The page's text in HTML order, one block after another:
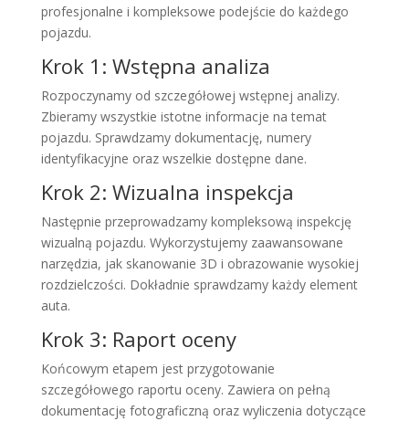
profesjonalne i kompleksowe podejście do każdego
pojazdu.
Krok 1: Wstępna analiza
Rozpoczynamy od szczegółowej wstępnej analizy.
Zbieramy wszystkie istotne informacje na temat
pojazdu. Sprawdzamy dokumentację, numery
identyfikacyjne oraz wszelkie dostępne dane.
Krok 2: Wizualna inspekcja
Następnie przeprowadzamy kompleksową inspekcję
wizualną pojazdu. Wykorzystujemy zaawansowane
narzędzia, jak skanowanie 3D i obrazowanie wysokiej
rozdzielczości. Dokładnie sprawdzamy każdy element
auta.
Krok 3: Raport oceny
Końcowym etapem jest przygotowanie
szczegółowego raportu oceny. Zawiera on pełną
dokumentację fotograficzną oraz wyliczenia dotyczące